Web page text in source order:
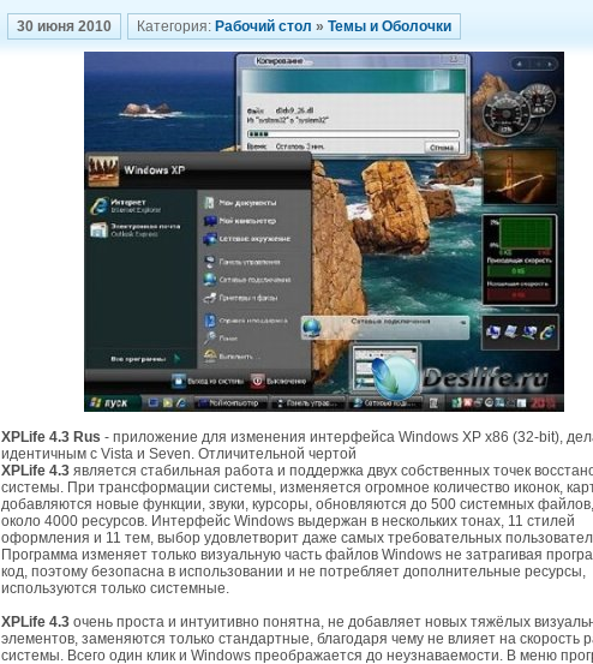
30 июня 2010 Категория: Рабочий стол » Темы и Оболочки
XPLife 4.3 Rus - приложение для изменения интерфейса Windows XP x86 (32-bit),
идентичным с Vista и Seven. Отличительной чертой
XPLife 4.3 является стабильная работа и поддержка двух собственных точек
системы. При трансформации системы, изменяется огромное количество иконок,
добавляются новые функции, звуки, курсоры, обновляются до 500 системных файлов,
около 4000 ресурсов. Интерфейс Windows выдержан в нескольких тонах, 11 стилей
оформления и 11 тем, выбор удовлетворит даже самых требовательных
Программа изменяет только визуальную часть файлов Windows не затрагивая
код, поэтому безопасна в использовании и не потребляет дополнительные ресурсы,
используются только системные.
XPLife 4.3 очень проста и интуитивно понятна, не добавляет новых тяжёлых
элементов, заменяются только стандартные, благодаря чему не влияет на скорость
системы. Всего один клик и Windows преображается до неузнаваемости. В меню